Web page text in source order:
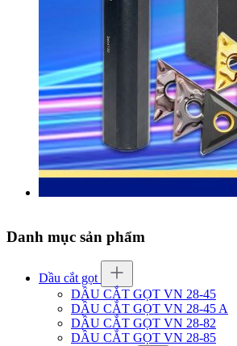
Danh mục sản phẩm
Dầu cắt gọt
DẦU CẮT GỌT VN 28-45
DẦU CẮT GỌT VN 28-45 A
DẦU CẮT GỌT VN 28-82
DẦU CẮT GỌT VN 28-85